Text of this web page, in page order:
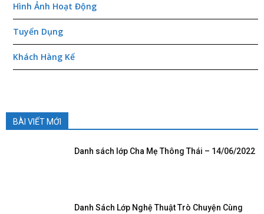
Hình Ảnh Hoạt Động
Tuyển Dụng
Khách Hàng Kể
BÀI VIẾT MỚI
Danh sách lớp Cha Mẹ Thông Thái – 14/06/2022
Danh Sách Lớp Nghệ Thuật Trò Chuyện Cùng